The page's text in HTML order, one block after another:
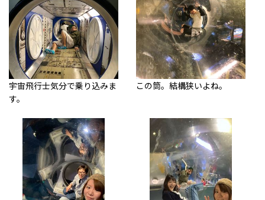
宇宙飛行士気分で乗り込みま
す。
この筒。結構狭いよね。